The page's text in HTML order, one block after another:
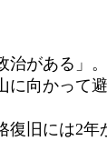
がある」。
向かって
旧には2年